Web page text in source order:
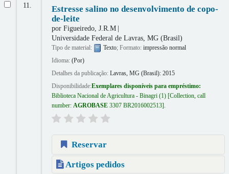
11.
Estresse salino no desenvolvimento de copo-
de-leite
por Figueiredo, J.R.M
Universidade Federal de Lavras, MG (Brasil)
Tipo de material: Texto; Formato: impressão normal
Idioma: (Por)
Detalhes da publicação: Lavras, MG (Brasil): 2015
Disponibilidade:Exemplares disponíveis para empréstimo:
Biblioteca Nacional de Agricultura - Binagri(1) Collection, call
number: AGROBASE 3307 BR2016002513 .
Reservar
Artigos pedidos